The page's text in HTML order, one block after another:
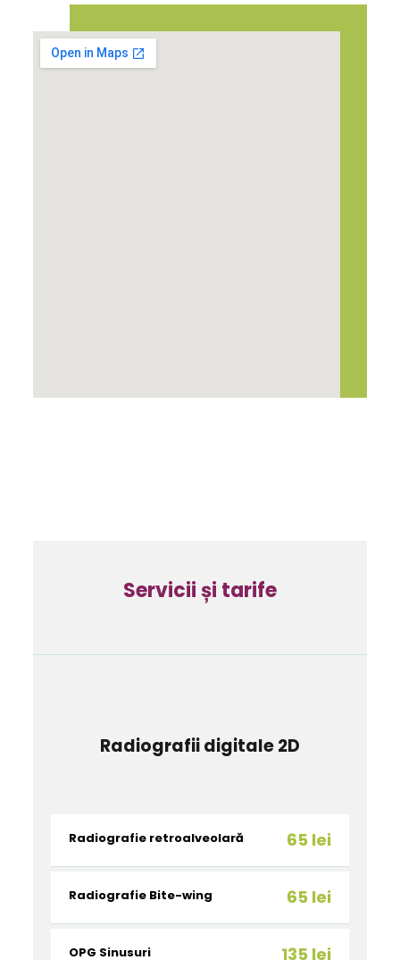
Servicii și tarife
Radiografii digitale 2D
Radiografie retroalveolară 65 lei
Radiografie Bite-wing 65 lei
OPG Sinusuri 135 lei